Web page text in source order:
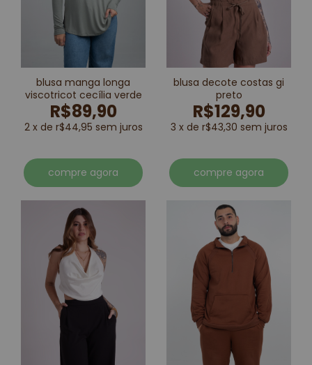
blusa manga longa
viscotricot cecília verde
R$89,90
2 x de r$44,95 sem juros
compre agora
blusa decote costas gi
preto
R$129,90
3 x de r$43,30 sem juros
compre agora